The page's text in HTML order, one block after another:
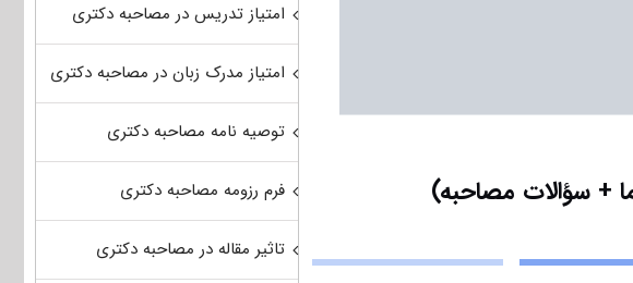
+ سؤالات مصاحبه)
امتیاز تدریس در مصاحبه دکتری
امتیاز مدرک زبان در مصاحبه دکتری
توصیه نامه مصاحبه دکتری
فرم رزومه مصاحبه دکتری
تاثیر مقاله در مصاحبه دکتری